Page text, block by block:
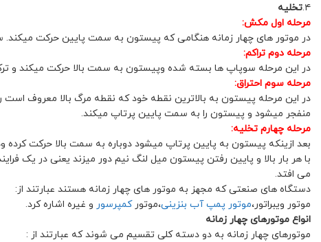
۴. تخلیه
مرحله اول مکش:
در موتور های چهار زمانه هنگامی که پیستون به سمت پایین حرکت میکند.
مرحله دوم تراکم:
در این مرحله سوپاپ ها بسته شده وپیستون به سمت بالا حرکت میکند و
مرحله سوم احتراق:
در این مرحله پیستون به بالاترین نقطه خود که نقطه مرگ بالا معروف
منفجر میشود و پیستون را به سمت پایین پرتاپ میکند.
مرحله چهارم تخلیه:
بعد ازینکه پیستون به پایین پرتاپ میشود دوباره به سمت بالا حرکت
با هر بار بالا و پایین رفتن پیستون میل لنگ نیم دور میزند یعنی در یک
می افتد.
دستگاه های صنعتی که مجهز به موتور های چهار زمانه هستند عبارتند از:
موتور ویبراتور،موتور پمپ آب بنزینی،موتورکمپرسور و غیره اشاره کرد.
انواع موتورهای چهار زمانه
موتورهای چهار زمانه به دو دسته کلی تقسیم می شوند که عبارتند از :